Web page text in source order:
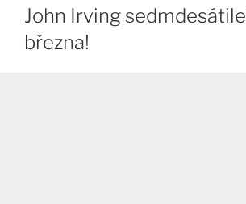
John Irving
března!